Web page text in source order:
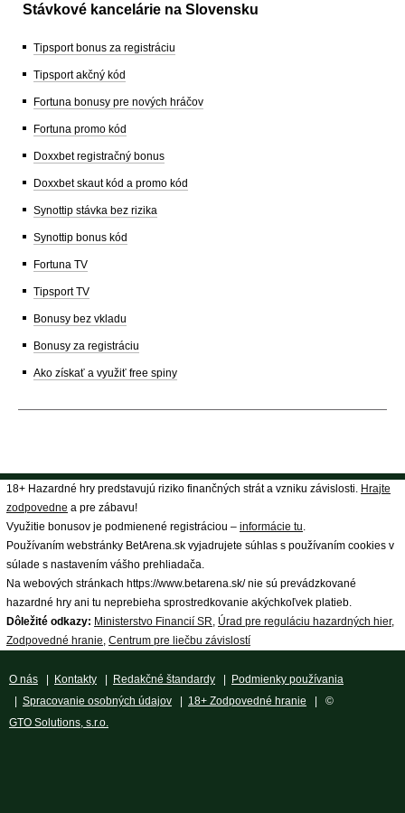
Stávkové kancelárie na Slovensku
Tipsport bonus za registráciu
Tipsport akčný kód
Fortuna bonusy pre nových hráčov
Fortuna promo kód
Doxxbet registračný bonus
Doxxbet skaut kód a promo kód
Synottip stávka bez rizika
Synottip bonus kód
Fortuna TV
Tipsport TV
Bonusy bez vkladu
Bonusy za registráciu
Ako získať a využiť free spiny
18+ Hazardné hry predstavujú riziko finančných strát a vzniku závislosti. Hrajte
zodpovedne a pre zábavu!
Využitie bonusov je podmienené registráciou – informácie tu.
Používaním webstránky BetArena.sk vyjadrujete súhlas s používaním cookies v
súlade s nastavením vášho prehliadača.
Na webových stránkach https://www.betarena.sk/ nie sú prevádzkované
hazardné hry ani tu neprebieha sprostredkovanie akýchkoľvek platieb.
Dôležité odkazy: Ministerstvo Financií SR, Úrad pre reguláciu hazardných hier,
Zodpovedné hranie, Centrum pre liečbu závislostí
O nás Kontakty Redakčné štandardy
Podmienky používania
Spracovanie osobných údajov 18+ Zodpovedné hranie
| ©
GTO Solutions, s.r.o.